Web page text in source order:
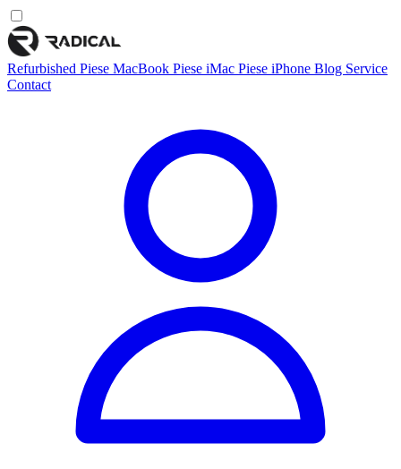
Refurbished Piese MacBook Piese iMac Piese iPhone Blog Service
Contact